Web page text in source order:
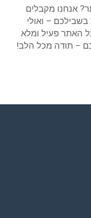
אנחנו מקבלים
– ואולי
האתר פעיל ומלא
– תודה מכל הלב!